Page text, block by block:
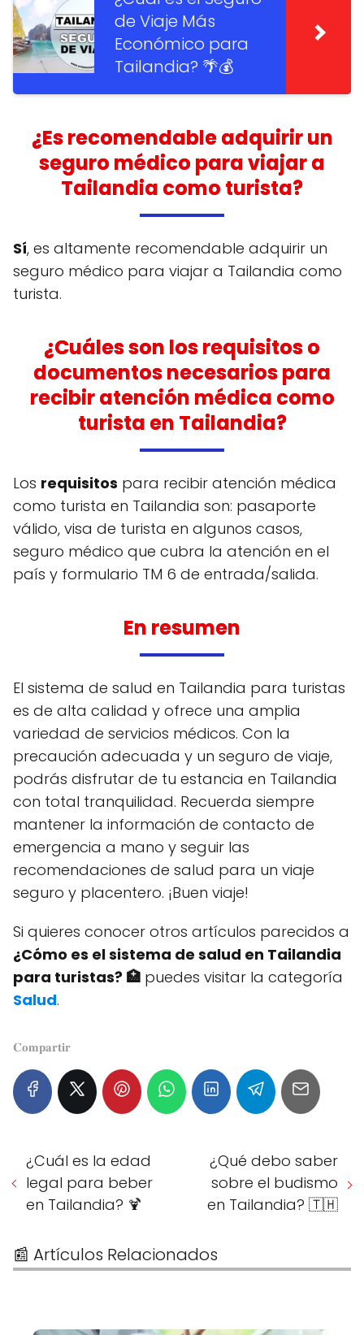
de Viaje Más
Económico para
Tailandia? 🌴💰
¿Es recomendable adquirir un
seguro médico para viajar a
Tailandia como turista?
Sí, es altamente recomendable adquirir un
seguro médico para viajar a Tailandia como
turista.
¿Cuáles son los requisitos o
documentos necesarios para
recibir atención médica como
turista en Tailandia?
Los requisitos para recibir atención médica
como turista en Tailandia son: pasaporte
válido, visa de turista en algunos casos,
seguro médico que cubra la atención en el
país y formulario TM 6 de entrada/salida.
En resumen
El sistema de salud en Tailandia para turistas
es de alta calidad y ofrece una amplia
variedad de servicios médicos. Con la
precaución adecuada y un seguro de viaje,
podrás disfrutar de tu estancia en Tailandia
con total tranquilidad. Recuerda siempre
mantener la información de contacto de
emergencia a mano y seguir las
recomendaciones de salud para un viaje
seguro y placentero. ¡Buen viaje!
Si quieres conocer otros artículos parecidos a
¿Cómo es el sistema de salud en Tailandia
para turistas? 🏥 puedes visitar la categoría
Salud.
𝐂𝐨𝐦𝐩𝐚𝐫𝐭𝐢𝐫
¿Cuál es la edad
legal para beber
en Tailandia? 🍹
¿Qué debo saber
sobre el budismo
en Tailandia? 🇹🇭
📰 Artículos Relacionados